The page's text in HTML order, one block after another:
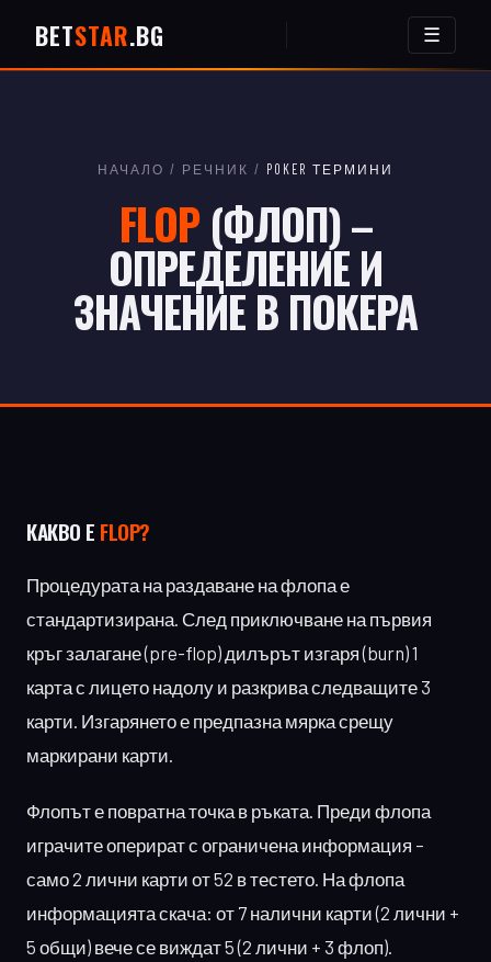
BETSTAR.BG ☰
НАЧАЛО / РЕЧНИК / POKER ТЕРМИНИ
FLOP(ФЛОП) –
ОПРЕДЕЛЕНИЕ И
ЗНАЧЕНИЕ В ПОКЕРА
КАКВО Е FLOP?
Процедурата на раздаване на флопа е
стандартизирана. След приключване на първия
кръг залагане (pre-flop) дилърът изгаря (burn) 1
карта с лицето надолу и разкрива следващите 3
карти. Изгарянето е предпазна мярка срещу
маркирани карти.
Флопът е повратна точка в ръката. Преди флопа
играчите оперират с ограничена информация –
само 2 лични карти от 52 в тестето. На флопа
информацията скача: от 7 налични карти (2 лични +
5 общи) вече се виждат 5 (2 лични + 3 флоп).